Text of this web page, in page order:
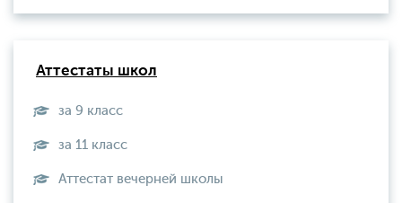
Аттестаты школ
за 9 класс
за 11 класс
Аттестат вечерней школы